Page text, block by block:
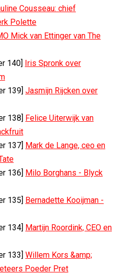
Cousseau: chief
Polette
Mick van Ettinger van The
140] Iris Spronk over
139] Jasmijn Rijcken over
138] Felice Uiterwijk van
137] Mark de Lange, ceo en
136] Milo Borghans - Blyck
135] Bernadette Kooijman -
134] Martijn Roordink, CEO en
133] Willem Kors &amp;
Poeder Pret